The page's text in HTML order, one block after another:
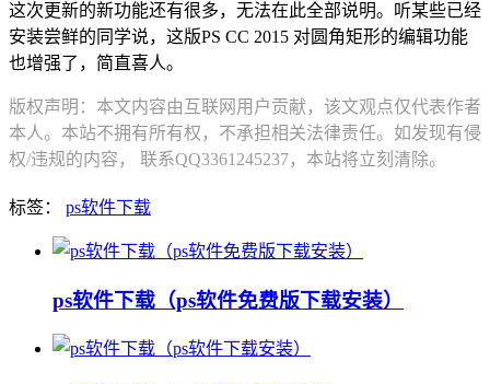
这次更新的新功能还有很多，无法在此全部说明。听某些已经
安装尝鲜的同学说，这版PS CC 2015 对圆角矩形的编辑功能
也增强了，简直喜人。
版权声明：本文内容由互联网用户贡献，该文观点仅代表作者
本人。本站不拥有所有权，不承担相关法律责任。如发现有侵
权/违规的内容， 联系QQ3361245237，本站将立刻清除。
标签： ps软件下载
ps软件下载（ps软件免费版下载安装）